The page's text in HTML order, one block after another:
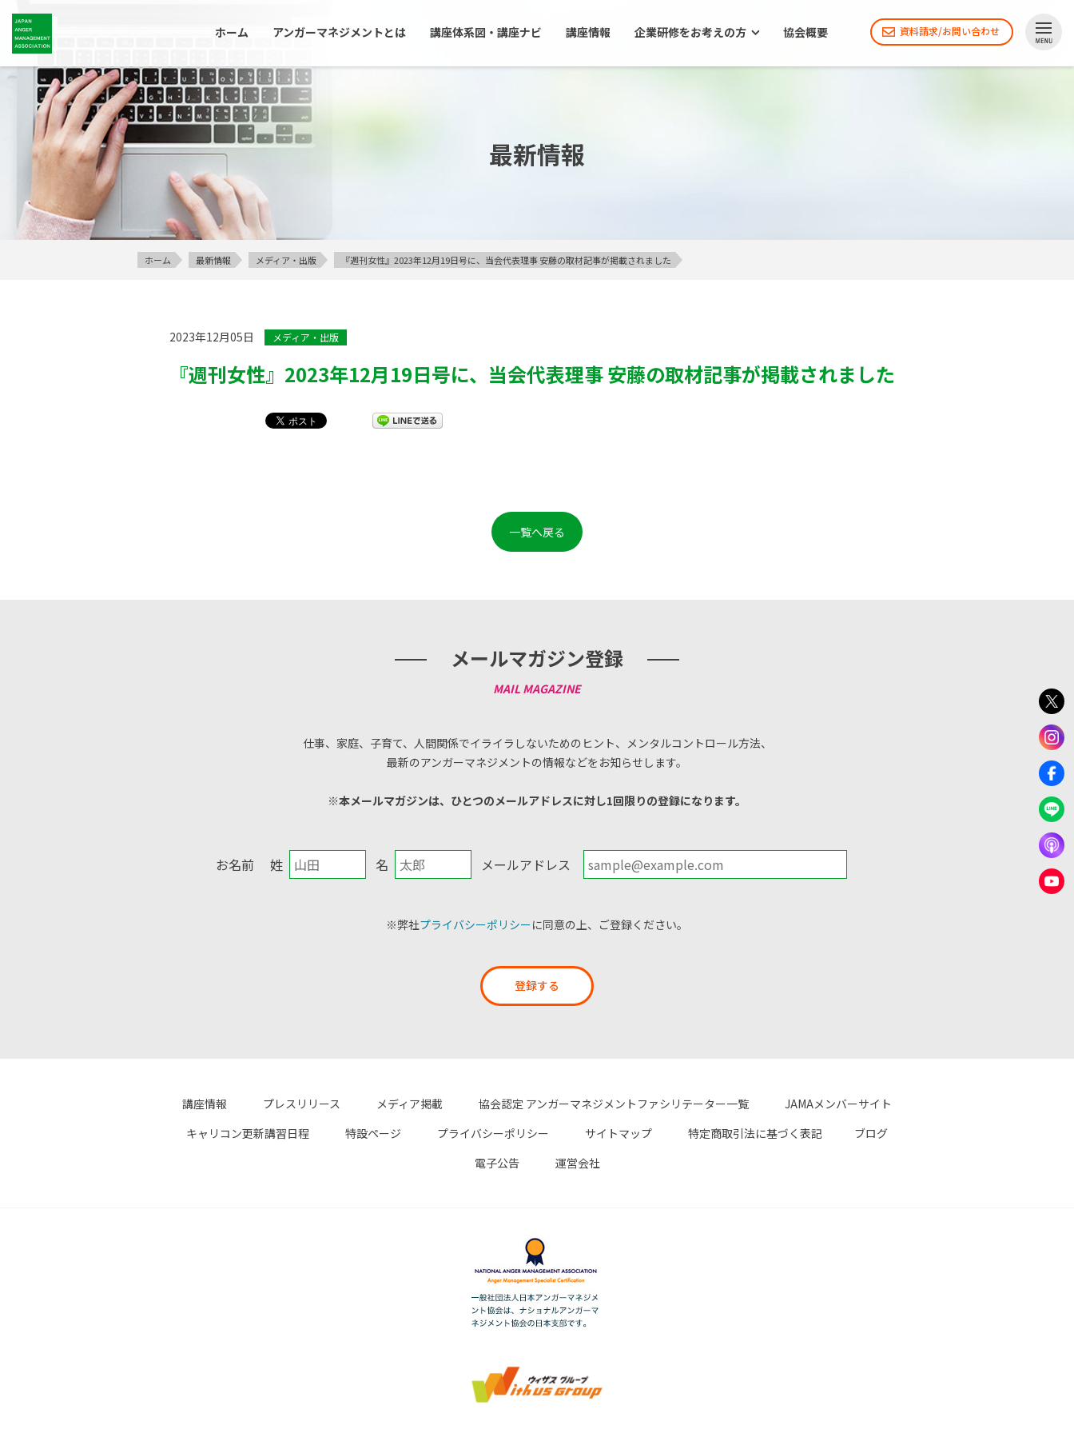
ホーム アンガーマネジメントとは 講座体系図・講座ナビ 講座情報 企業研修をお考えの方 協会概要 資料請求/お問い合わせ
最新情報
ホーム 最新情報 メディア・出版 『週刊女性』2023年12月19日号に、当会代表理事 安藤の取材記事が掲載されました
2023年12月05日 メディア・出版
『週刊女性』2023年12月19日号に、当会代表理事 安藤の取材記事が掲載されました
一覧へ戻る
メールマガジン登録
仕事、家庭、子育て、人間関係でイライラしないためのヒント、メンタルコントロール方法、
最新のアンガーマネジメントの情報などをお知らせします。
※本メールマガジンは、ひとつのメールアドレスに対し1回限りの登録になります。
お名前 姓 名 メールアドレス
※弊社プライバシーポリシーに同意の上、ご登録ください。
登録する
講座情報 プレスリリース メディア掲載 協会認定 アンガーマネジメントファシリテーター一覧
JAMAメンバーサイト
キャリコン更新講習日程
特設ページ プライバシーポリシー サイトマップ 特定商取引法に基づく表記
ブログ
電子公告
運営会社